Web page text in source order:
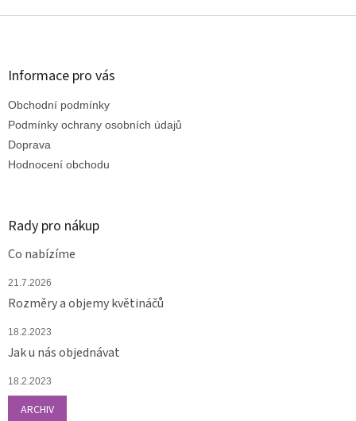
Z
Informace pro vás
Obchodní podmínky
Podmínky ochrany osobních údajů
Doprava
Hodnocení obchodu
Rady pro nákup
Co nabízíme
21.7.2026
Rozměry a objemy květináčů
18.2.2023
Jak u nás objednávat
18.2.2023
ARCHIV